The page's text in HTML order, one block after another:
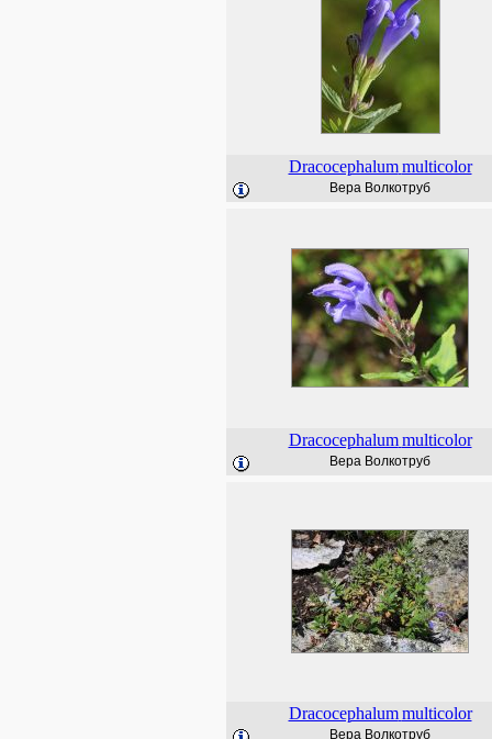
Dracocephalum multicolor
Вера Волкотруб
Dracocephalum multicolor
Вера Волкотруб
Dracocephalum multicolor
Вера Волкотруб